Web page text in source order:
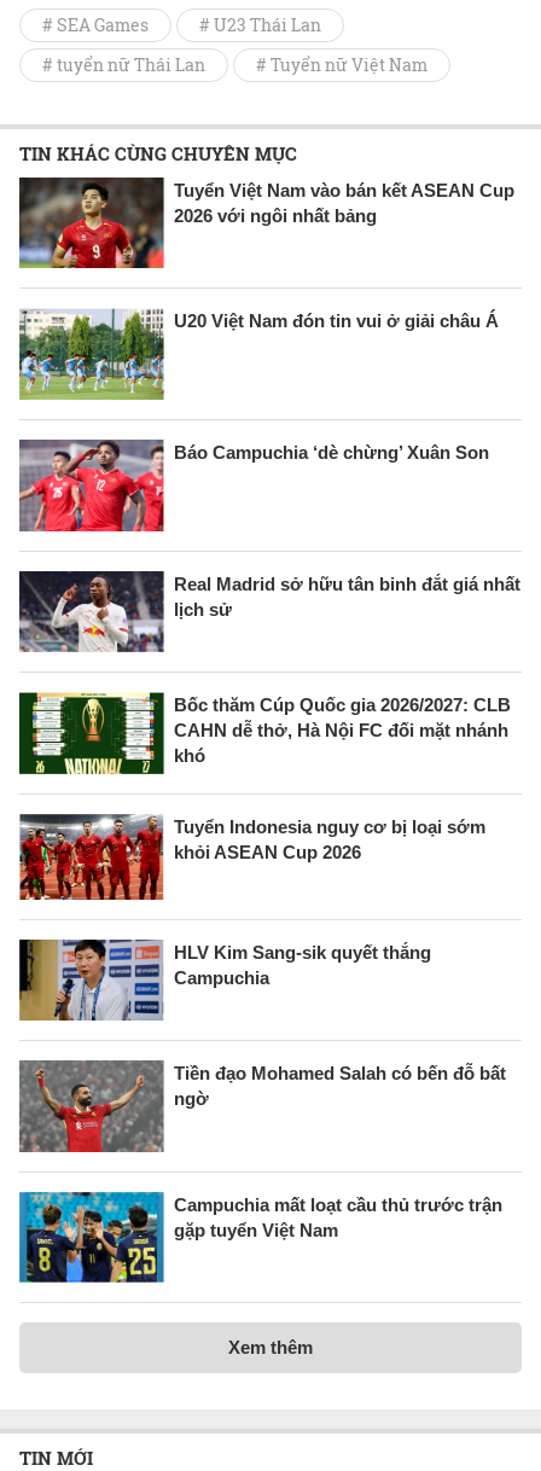
# SEA Games
# U23 Thái Lan
# tuyển nữ Thái Lan
# Tuyển nữ Việt Nam
TIN KHÁC CÙNG CHUYÊN MỤC
Tuyển Việt Nam vào bán kết ASEAN Cup
2026 với ngôi nhất bảng
U20 Việt Nam đón tin vui ở giải châu Á
Báo Campuchia ‘dè chừng’ Xuân Son
Real Madrid sở hữu tân binh đắt giá nhất
lịch sử
Bốc thăm Cúp Quốc gia 2026/2027: CLB
CAHN dễ thở, Hà Nội FC đối mặt nhánh
khó
Tuyển Indonesia nguy cơ bị loại sớm
khỏi ASEAN Cup 2026
HLV Kim Sang-sik quyết thắng
Campuchia
Tiền đạo Mohamed Salah có bến đỗ bất
ngờ
Campuchia mất loạt cầu thủ trước trận
gặp tuyển Việt Nam
Xem thêm
TIN MỚI